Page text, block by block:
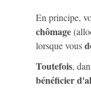
En principe,
chômage
lorsque vous
Toutefois,
bénéficier